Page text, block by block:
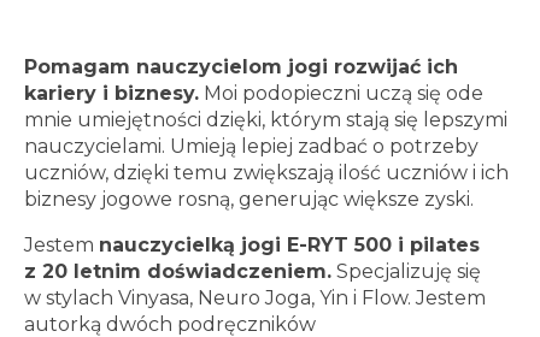
Pomagam nauczycielom jogi rozwijać ich
kariery i biznesy. Moi podopieczni uczą się ode
mnie umiejętności dzięki, którym stają się lepszymi
nauczycielami. Umieją lepiej zadbać o potrzeby
uczniów, dzięki temu zwiększają ilość uczniów i ich
biznesy jogowe rosną, generując większe zyski.
Jestem nauczycielką jogi E-RYT 500 i pilates
z 20 letnim doświadczeniem. Specjalizuję się
w stylach Vinyasa, Neuro Joga, Yin i Flow. Jestem
autorką dwóch podręczników